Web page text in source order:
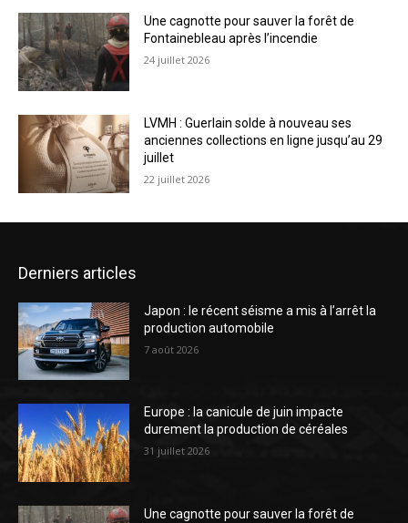
Une cagnotte pour sauver la forêt de
Fontainebleau après l’incendie
24 juillet 2026
LVMH : Guerlain solde à nouveau ses
anciennes collections en ligne jusqu’au 29
juillet
22 juillet 2026
Derniers articles
Japon : le récent séisme a mis à l’arrêt la
production automobile
7 août 2026
Europe : la canicule de juin impacte
durement la production de céréales
31 juillet 2026
Une cagnotte pour sauver la forêt de